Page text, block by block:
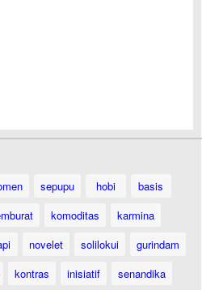
sepupu hobi
basis
komoditas
karmina
novelet solilokui
gurindam
kontras inisiatif
senandika